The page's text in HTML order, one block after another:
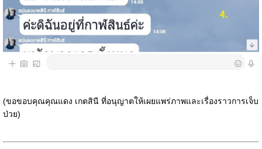
(ขอขอบคุณคุณแดง เกตสินี ที่อนุญาตให้เผยแพร่ภาพและเรื่องราวการเจ็บ
ป่วย)